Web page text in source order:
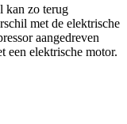
kan zo terug
met de elektrische
aangedreven
een elektrische motor.